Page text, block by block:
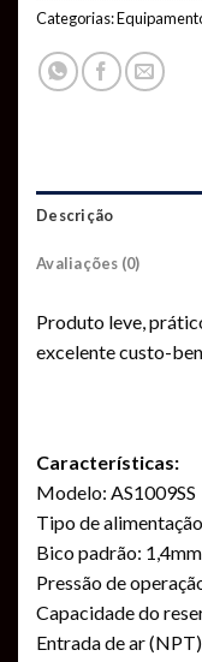
Categorias:
Descrição
Avaliações (0)
Produto leve,
excelente custo-
Características:
Modelo: AS1009SS
Tipo de
Bico padrão: 1,4mm
Pressão de
Capacidade do
Entrada de ar